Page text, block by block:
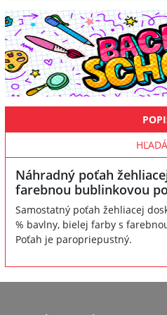
Náhradný poťah
farebnou bublinkovou
Samostatný poťah žehliacej
% bavlny, bielej farby s
Poťah je paropriepustný.